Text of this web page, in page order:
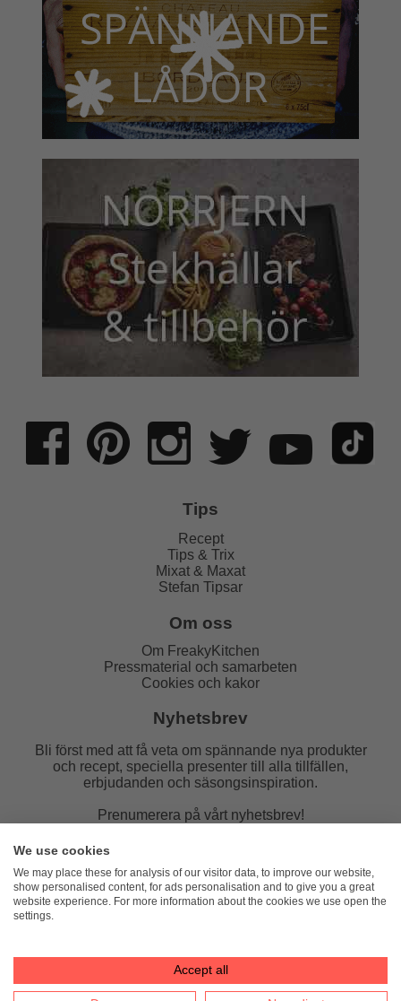
Tips
Recept
Tips & Trix
Mixat & Maxat
Stefan Tipsar
Om oss
Om FreakyKitchen
Pressmaterial och samarbeten
Cookies och kakor
Nyhetsbrev
Bli först med att få veta om spännande nya produkter
och recept, speciella presenter till alla tillfällen,
erbjudanden och säsongsinspiration.
Prenumerera på vårt nyhetsbrev!
E-post:
We use cookies
We may place these for analysis of our visitor data, to improve our website,
show personalised content, for ads personalisation and to give you a great
website experience. For more information about the cookies we use open the
settings.
Accept all